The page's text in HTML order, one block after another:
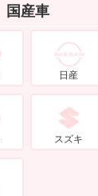
国産車
日産
スズキ